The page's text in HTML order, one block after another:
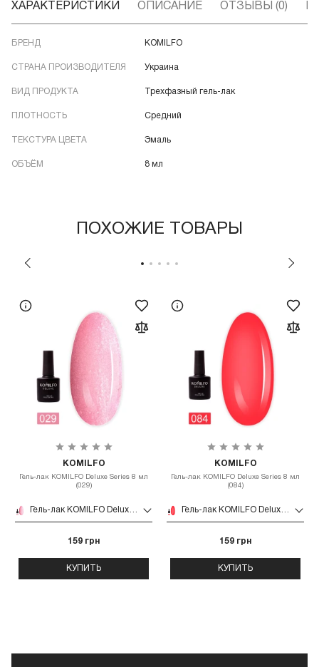
ХАРАКТЕРИСТИКИ ОПИСАНИЕ ОТЗЫВЫ (0)
БРЕНД KOMILFO
СТРАНА ПРОИЗВОДИТЕЛЯ Украина
ВИД ПРОДУКТА Трехфазный гель-лак
ПЛОТНОСТЬ Средний
ТЕКСТУРА ЦВЕТА Эмаль
ОБЪЁМ 8 мл
ПОХОЖИЕ ТОВАРЫ
KOMILFO
Гель-лак KOMILFO Deluxe Series 8 мл
(029)
Гель-лак KOMILFO Deluxe Series 8 мл (029)
159 грн
КУПИТЬ
KOMILFO
Гель-лак KOMILFO Deluxe Series 8 мл
(084)
Гель-лак KOMILFO Deluxe Series 8 мл (084)
159 грн
КУПИТЬ